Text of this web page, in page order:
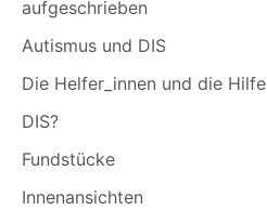
aufgeschrieben
Autismus und DIS
Die Helfer_innen und die Hilfe
DIS?
Fundstücke
Innenansichten